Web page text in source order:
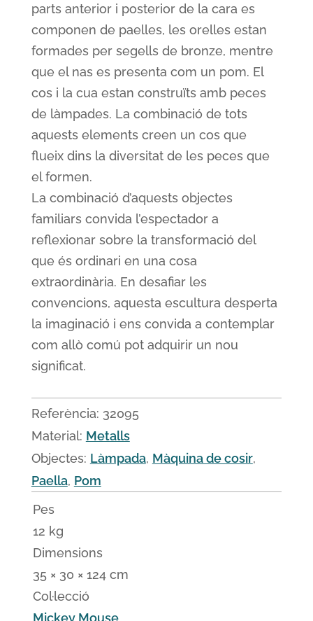
parts anterior i posterior de la cara es
componen de paelles, les orelles estan
formades per segells de bronze, mentre
que el nas es presenta com un pom. El
cos i la cua estan construïts amb peces
de làmpades. La combinació de tots
aquests elements creen un cos que
flueix dins la diversitat de les peces que
el formen.
La combinació d’aquests objectes
familiars convida l’espectador a
reflexionar sobre la transformació del
que és ordinari en una cosa
extraordinària. En desafiar les
convencions, aquesta escultura desperta
la imaginació i ens convida a contemplar
com allò comú pot adquirir un nou
significat.
Referència: 32095
Material: Metalls
Objectes: Làmpada, Màquina de cosir,
Paella, Pom
Pes
12 kg
Dimensions
35 × 30 × 124 cm
Col·lecció
Mickey Mouse